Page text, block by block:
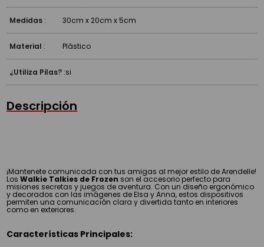
Medidas : 30cm x 20cm x 5cm
Material : Plástico
¿Utiliza Pilas? :si
Descripción
¡Mantenete comunicada con tus amigas al mejor estilo de Arendelle!
LosWalkie Talkies de Frozen son el accesorio perfecto para
misiones secretas y juegos de aventura. Con un diseño ergonómico
y decorados con las imágenes de Elsa y Anna, estos dispositivos
permiten una comunicación clara y divertida tanto en interiores
como en exteriores.
Características Principales: